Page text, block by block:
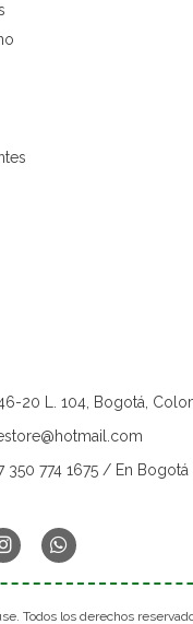
20 L. 104, Bogotá,
350 774 1675 / En
Todos los derechos